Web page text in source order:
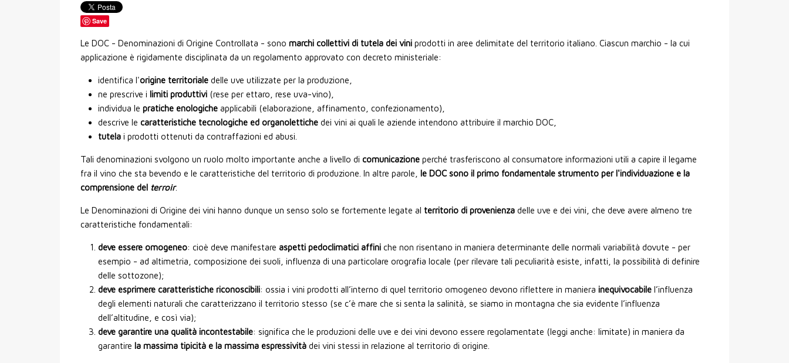
Save
Le DOC - Denominazioni di Origine Controllata - sono marchi collettivi di tutela dei vini prodotti in aree delimitate del territorio italiano. Ciascun marchio - la cui
applicazione è rigidamente disciplinata da un regolamento approvato con decreto ministeriale:
identifica l'origine territoriale delle uve utilizzate per la produzione,
ne prescrive i limiti produttivi (rese per ettaro, rese uva-vino),
individua le pratiche enologiche applicabili (elaborazione, affinamento, confezionamento),
descrive le caratteristiche tecnologiche ed organolettiche dei vini ai quali le aziende intendono attribuire il marchio DOC,
tutela i prodotti ottenuti da contraffazioni ed abusi.
Tali denominazioni svolgono un ruolo molto importante anche a livello di comunicazione perché trasferiscono al consumatore informazioni utili a capire il legame
fra il vino che sta bevendo e le caratteristiche del territorio di produzione. In altre parole, le DOC sono il primo fondamentale strumento per l'individuazione e la
comprensione del terroir.
Le Denominazioni di Origine dei vini hanno dunque un senso solo se fortemente legate al territorio di provenienza delle uve e dei vini, che deve avere almeno tre
caratteristiche fondamentali:
deve essere omogeneo: cioè deve manifestare aspetti pedoclimatici affini che non risentano in maniera determinante delle normali variabilità dovute - per
esempio - ad altimetria, composizione dei suoli, influenza di una particolare orografia locale (per rilevare tali peculiarità esiste, infatti, la possibilità di definire
delle sottozone);
deve esprimere caratteristiche riconoscibili: ossia i vini prodotti all’interno di quel territorio omogeneo devono riflettere in maniera inequivocabile l’influenza
degli elementi naturali che caratterizzano il territorio stesso (se c’è mare che si senta la salinità, se siamo in montagna che sia evidente l’influenza
dell’altitudine, e così via);
deve garantire una qualità incontestabile: significa che le produzioni delle uve e dei vini devono essere regolamentate (leggi anche: limitate) in maniera da
garantire la massima tipicità e la massima espressività dei vini stessi in relazione al territorio di origine.